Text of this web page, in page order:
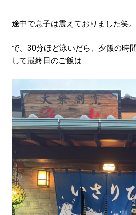
途中で息子は震えておりました笑。
で、30分ほど泳いだら、夕飯の時
して最終日のご飯は